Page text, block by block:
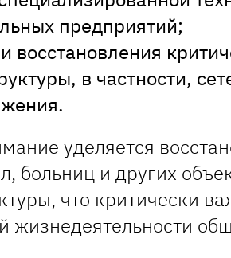
предприятий;
восстановления
в частности,
уделяется
больниц и других
что критически
жизнедеятельности